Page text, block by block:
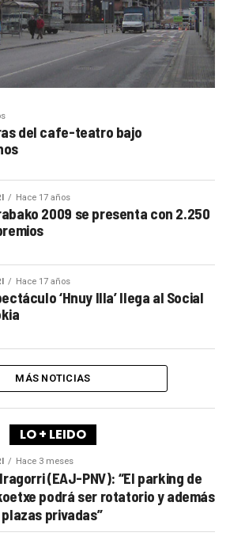
del cafe-teatro bajo
Hace 17 años
2009 se presenta con 2.250
Hace 17 años
‘Hnuy Illa’ llega al Social
MÁS NOTICIAS
LO + LEIDO
Hace 3 meses
(EAJ-PNV): “El parking de
podrá ser rotatorio y además
privadas”